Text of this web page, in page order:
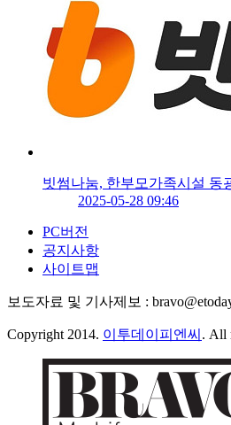
빗썸나눔, 한부모가족시설 동
2025-05-28 09:46
PC버전
공지사항
사이트맵
보도자료 및 기사제보 :
Copyright 2014. 이투데이피엔씨 . All